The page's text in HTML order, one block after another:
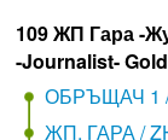
109 ЖП Гара -
-Journalist-
ОБРЪЩАЧ 1 /
ЖП. ГАРА /